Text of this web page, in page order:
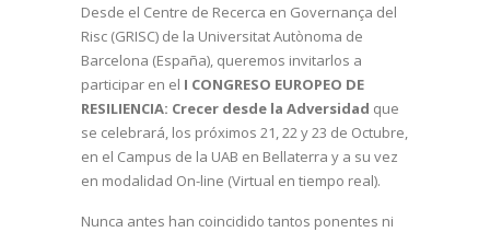
Desde el Centre de Recerca en Governança del
Risc (GRISC) de la Universitat Autònoma de
Barcelona (España), queremos invitarlos a
participar en el I CONGRESO EUROPEO DE
RESILIENCIA: Crecer desde la Adversidad que
se celebrará, los próximos 21, 22 y 23 de Octubre,
en el Campus de la UAB en Bellaterra y a su vez
en modalidad On-line (Virtual en tiempo real).
Nunca antes han coincidido tantos ponentes ni